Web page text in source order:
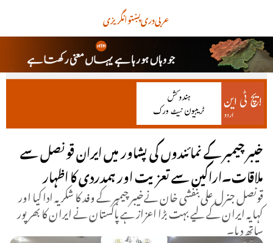
انگریزیپښتودریعربی
خیبر چیمبر کے نمائندوں کی پشاور میں ایران قونصل سے
ملاقات۔اراکین سے تعزیت اور ہمدردی کا اظہار
قونصل جنرل علی بنفشی خان نےخیبر چیمبر کے وفد کا شکریہ ادا کیا اور
کہا یہ ایران کے لیے بہت بڑا اعزاز ہے پاکستان نے ایران کا بھرپور
ساتھ دیا۔